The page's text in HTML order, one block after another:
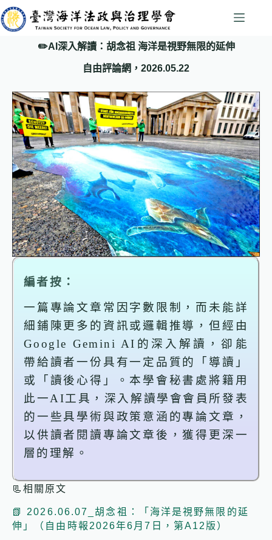
✏️AI深入解讀：胡念祖 海洋是視野無限的延伸
自由評論網，2026.05.22
編者按：
一篇專論文章常因字數限制，而未能詳
細鋪陳更多的資訊或邏輯推導，但經由
Google Gemini AI 的深入解讀，卻能
帶給讀者一份具有一定品質的「導讀」
或「讀後心得」。本學會秘書處將籍用
此一AI工具，深入解讀學會會員所發表
的一些具學術與政策意涵的專論文章，
以供讀者閱讀專論文章後，獲得 更深一
層的理解。
📃相關原文
📗 2026.06.07_胡念祖：「海洋是視野無限的延
伸」（自由時報2026年6月7日，第A12版）